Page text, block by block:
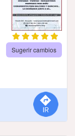
Sugerir cambios